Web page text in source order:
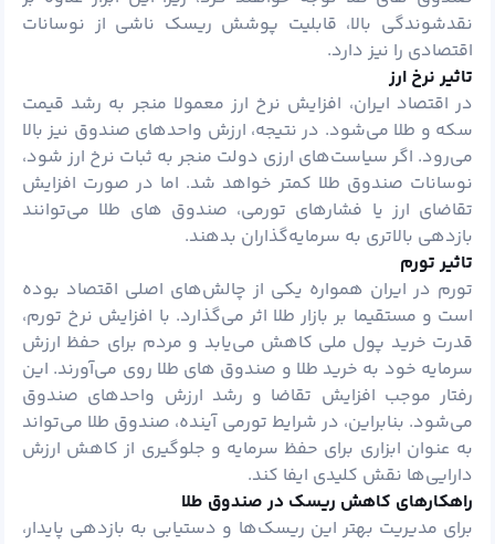
نقدشوندگی بالا، قابلیت پوشش ریسک ناشی از نوسانات
اقتصادی را نیز دارد.
تاثیر نرخ ارز
در اقتصاد ایران، افزایش نرخ ارز معمولا منجر به رشد قیمت
سکه و طلا می‌شود. در نتیجه، ارزش واحدهای صندوق نیز بالا
می‌رود. اگر سیاست‌های ارزی دولت منجر به ثبات نرخ ارز شود،
نوسانات صندوق طلا کمتر خواهد شد. اما در صورت افزایش
تقاضای ارز یا فشارهای تورمی، صندوق‌ های طلا می‌توانند
بازدهی بالاتری به سرمایه‌گذاران بدهند.
تاثیر تورم
تورم در ایران همواره یکی از چالش‌های اصلی اقتصاد بوده
است و مستقیما بر بازار طلا اثر می‌گذارد. با افزایش نرخ تورم،
قدرت خرید پول ملی کاهش می‌یابد و مردم برای حفظ ارزش
سرمایه خود به خرید طلا و صندوق‌ های طلا روی می‌آورند. این
رفتار موجب افزایش تقاضا و رشد ارزش واحدهای صندوق
می‌شود. بنابراین، در شرایط تورمی آینده، صندوق طلا می‌تواند
به عنوان ابزاری برای حفظ سرمایه و جلوگیری از کاهش ارزش
دارایی‌ها نقش کلیدی ایفا کند.
راهکارهای کاهش ریسک در صندوق طلا
برای مدیریت بهتر این ریسک‌ها و دستیابی به بازدهی پایدار،